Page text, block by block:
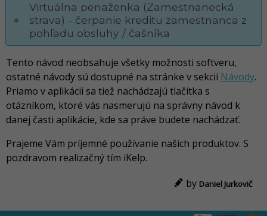
Virtuálna penaženka (Zamestnanecká
strava) - čerpanie kreditu zamestnanca z
pohľadu obsluhy / čašníka
Tento návod neobsahuje všetky možnosti softveru,
ostatné návody sú dostupné na stránke v sekcii Návody.
Priamo v aplikácii sa tiež nachádzajú tlačítka s
otázníkom, ktoré vás nasmerujú na správny návod k
danej časti aplikácie, kde sa práve budete nachádzať.
Prajeme Vám príjemné používanie našich produktov. S
pozdravom realizačný tím iKelp.
by Daniel Jurkovič